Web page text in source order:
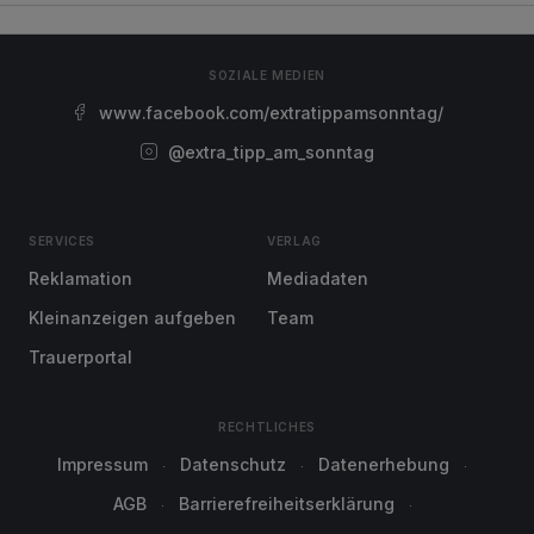
SOZIALE MEDIEN
www.facebook.com/extratippamsonntag/
@extra_tipp_am_sonntag
SERVICES
Reklamation
Kleinanzeigen aufgeben
Trauerportal
VERLAG
Mediadaten
Team
RECHTLICHES
Impressum Datenschutz
Datenerhebung
AGB
Barrierefreiheitserklärung